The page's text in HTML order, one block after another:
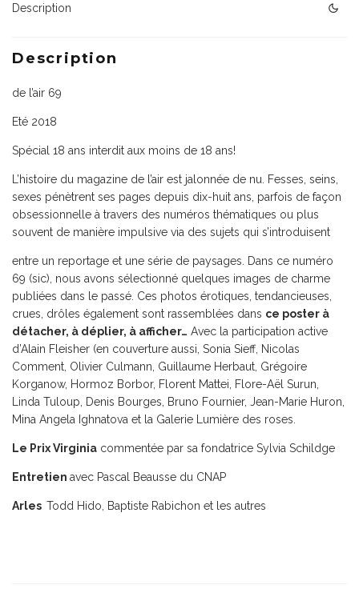
Description
Description
de l’air 69
Eté 2018
Spécial 18 ans interdit aux moins de 18 ans!
L’histoire du magazine de l’air est jalonnée de nu. Fesses, seins,
sexes pénètrent ses pages depuis dix-huit ans, parfois de façon
obsessionnelle à travers des numéros thématiques ou plus
souvent de manière impulsive via des sujets qui s’introduisent
entre un reportage et une série de paysages. Dans ce numéro
69 (sic), nous avons sélectionné quelques images de charme
publiées dans le passé. Ces photos érotiques, tendancieuses,
crues, drôles également sont rassemblées dans ce poster à
détacher, à déplier, à afficher… Avec la participation active
d’Alain Fleisher (en couverture aussi, Sonia Sieff, Nicolas
Comment, Olivier Culmann, Guillaume Herbaut, Grégoire
Korganow, Hormoz Borbor, Florent Mattei, Flore-Aël Surun,
Linda Tuloup, Denis Bourges, Bruno Fournier, Jean-Marie Huron,
Mina Angela Ighnatova et la Galerie Lumière des roses.
Le Prix Virginia commentée par sa fondatrice Sylvia Schildge
Entretien avec Pascal Beausse du CNAP
Arles Todd Hido, Baptiste Rabichon et les autres